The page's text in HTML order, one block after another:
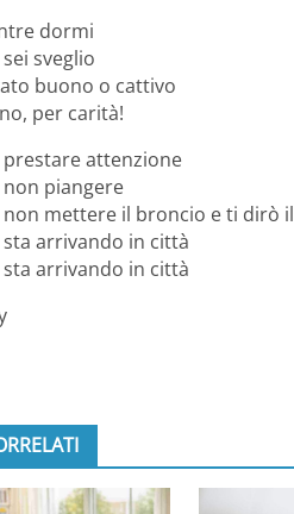
dormi
sveglio
buono o cattivo
per carità!
attenzione
piangere
mettere il broncio e ti dirò
arrivando in città
arrivando in città